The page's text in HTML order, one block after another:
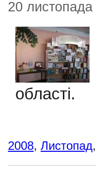
20
області.
2008, Листопад